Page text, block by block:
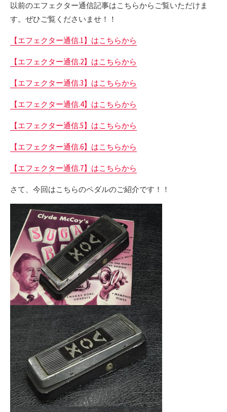
以前のエフェクター通信記事はこちらからご覧いただけま
す。ぜひご覧くださいませ！！
【エフェクター通信.1】はこちらから
【エフェクター通信.2】はこちらから
【エフェクター通信.3】はこちらから
【エフェクター通信.4】はこちらから
【エフェクター通信.5】はこちらから
【エフェクター通信.6】はこちらから
【エフェクター通信.7】はこちらから
さて、今回はこちらのペダルのご紹介です！！